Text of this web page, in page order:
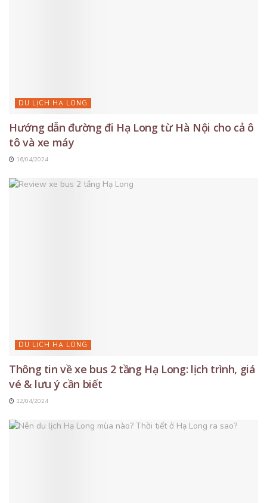
DU LỊCH HẠ LONG
Hướng dẫn đường đi Hạ Long từ Hà Nội cho cả ô
tô và xe máy
16/04/2024
DU LỊCH HẠ LONG
Thông tin về xe bus 2 tầng Hạ Long: lịch trình, giá
vé & lưu ý cần biết
12/04/2024